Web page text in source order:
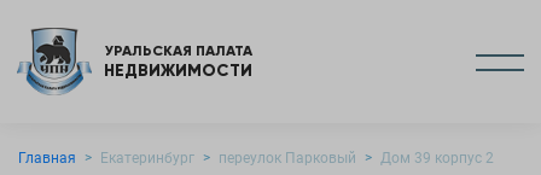
УРАЛЬСКАЯ ПАЛАТА
НЕДВИЖИМОСТИ
Главная Екатеринбург переулок Парковый Дом 39 корпус 2